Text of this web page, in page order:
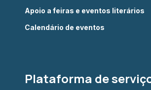
Apoio a feiras e eventos literários
Calendário de eventos
Plataforma de